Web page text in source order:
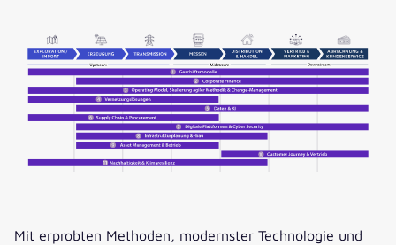
Mit erprobten Methoden, modernster Technologie und